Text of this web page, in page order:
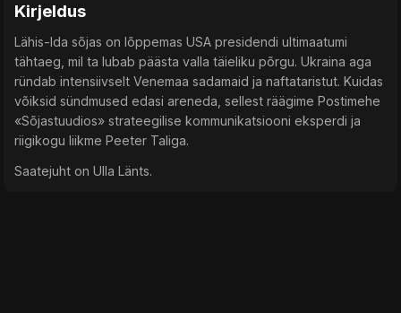
Kirjeldus
Lähis-Ida sõjas on lõppemas USA presidendi ultimaatumi
tähtaeg, mil ta lubab päästa valla täieliku põrgu. Ukraina aga
ründab intensiivselt Venemaa sadamaid ja naftataristut. Kuidas
võiksid sündmused edasi areneda, sellest räägime Postimehe
«Sõjastuudios» strateegilise kommunikatsiooni eksperdi ja
riigikogu liikme Peeter Taliga.
Saatejuht on Ulla Länts.